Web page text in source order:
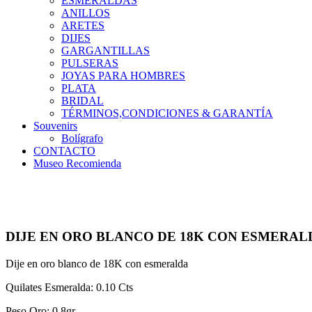
ANILLOS
ARETES
DIJES
GARGANTILLAS
PULSERAS
JOYAS PARA HOMBRES
PLATA
BRIDAL
TÉRMINOS,CONDICIONES & GARANTÍA
Souvenirs
Bolígrafo
CONTACTO
Museo Recomienda
DIJE EN ORO BLANCO DE 18K CON
Dije en oro blanco de 18K con esmeralda
Quilates Esmeralda: 0.10 Cts